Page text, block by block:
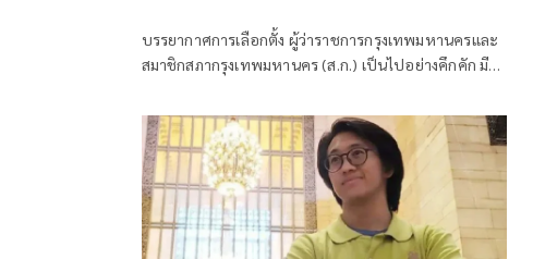
บรรยากาศการเลือกตั้ง ผู้ว่าราชการกรุงเทพมหานครและ
สมาชิกสภากรุงเทพมหานคร (ส.ก.) เป็นไปอย่างคึกคัก มี
เช้าเลยทีเดียว